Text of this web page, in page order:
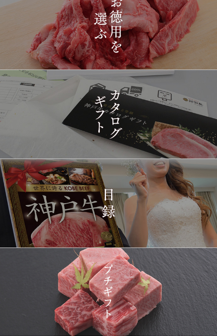
2026-
03-15
17:26:00
長野県
[ギフト] A5等級神戸牛
プレミアム霜降りももす
きやき 200g~1kg
1398
2026-
03-15
16:35:00
東京都
神戸牛目録 選べるセッ
ト ８千円
1399
03-15
14:10:00
[訳あり][家庭用] A5等級
神戸牛 フィレステーキ
2026-
14:10:00
兵庫県
[家庭用] A5等級神戸牛
シャトーブリアンステー
キ 150ｇ(1枚)
2026-
12:23:00
東京都
神戸牛ギフトセット 1万
5千円 焼肉（肩ロース・
プレミアムもも）650g
1402
2026-
03-15
08:48:00
神戸牛カタログギフト
１万円
1403
2026-
03-14
22:21:00
大分県
神戸牛 食べ比べお重 二
段
2026-
03-14
20:55:00
大阪府
神戸牛目録 選べるセッ
ト １万円 2個セット
2026-
03-14
20:48:00
神奈川
県
[訳あり][家庭用] A5等級
神戸牛 サーロインステー
キ 200g
2026-
03-14
18:00:00
福岡県
神戸牛カタログギフト
１万円